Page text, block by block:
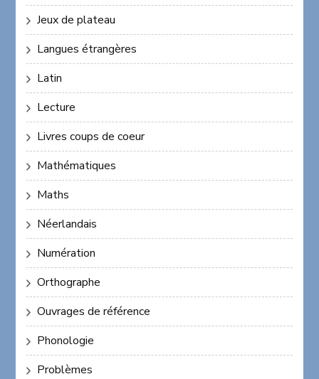
Jeux de plateau
Langues étrangères
Latin
Lecture
Livres coups de coeur
Mathématiques
Maths
Néerlandais
Numération
Orthographe
Ouvrages de référence
Phonologie
Problèmes